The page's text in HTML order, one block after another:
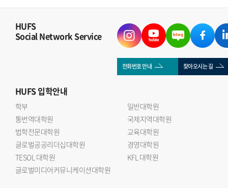
HUFS
Social Network Service
전화번호 안내 찾아오시는 길
HUFS입학안내
학부
일반대학원
통번역대학원
국제지역대학원
법학전문대학원
교육대학원
글로벌공공리더십대학원
경영대학원
TESOL 대학원
KFL 대학원
글로벌미디어커뮤니케이션대학원